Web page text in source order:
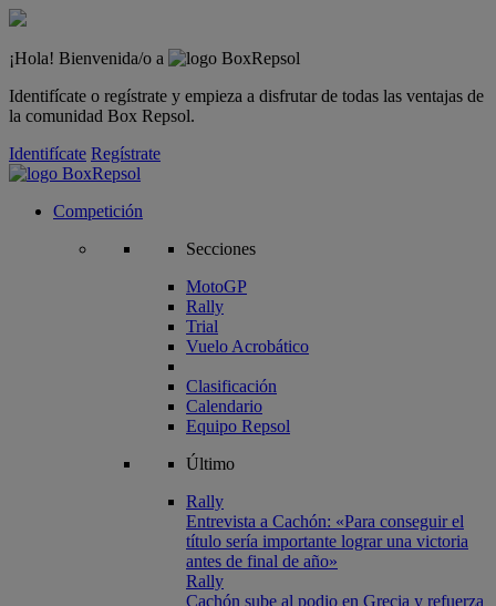
¡Hola! Bienvenida/o a
Identifícate o regístrate y empieza a disfrutar de todas las ventajas de
la comunidad Box Repsol.
Identifícate Regístrate
Competición
Secciones
MotoGP
Rally
Trial
Vuelo Acrobático
Clasificación
Calendario
Equipo Repsol
Último
Rally
Entrevista a Cachón: «Para conseguir el
título sería importante lograr una victoria
antes de final de año»
Rally
Cachón sube al podio en Grecia y refuerza